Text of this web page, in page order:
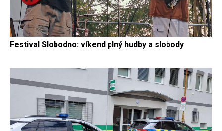
Festival Slobodno: víkend plný hudby a slobody